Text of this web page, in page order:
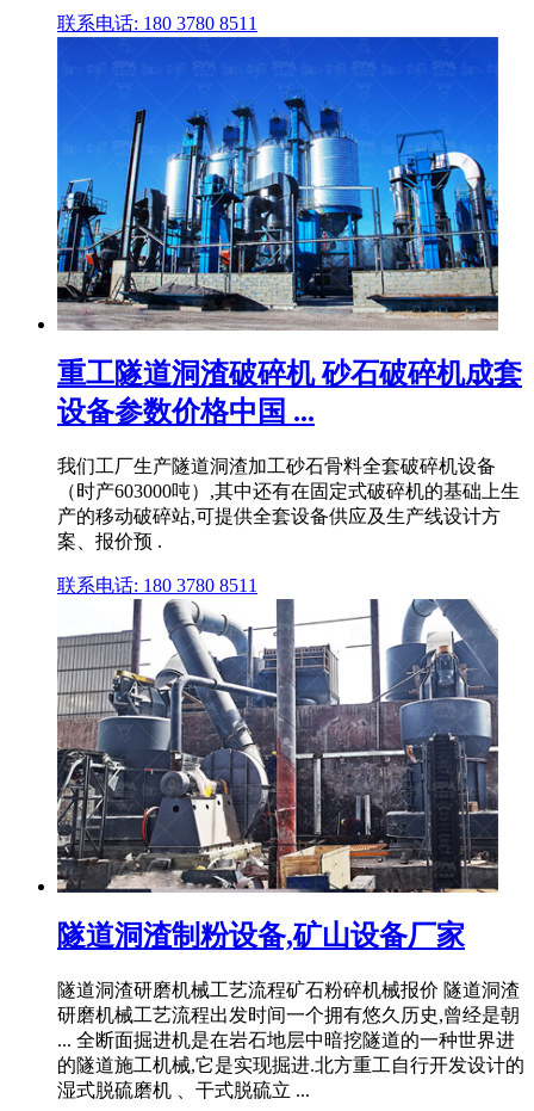
联系电话: 180 3780 8511
重工隧道洞渣破碎机 砂石破碎机成套
设备参数价格中国 ...
我们工厂生产隧道洞渣加工砂石骨料全套破碎机设备
（时产603000吨）,其中还有在固定式破碎机的基础上生
产的移动破碎站,可提供全套设备供应及生产线设计方
案、报价预 .
联系电话: 180 3780 8511
隧道洞渣制粉设备,矿山设备厂家
隧道洞渣研磨机械工艺流程矿石粉碎机械报价 隧道洞渣
研磨机械工艺流程出发时间一个拥有悠久历史,曾经是朝
... 全断面掘进机是在岩石地层中暗挖隧道的一种世界进
的隧道施工机械,它是实现掘进.北方重工自行开发设计的
湿式脱硫磨机 、干式脱硫立 ...